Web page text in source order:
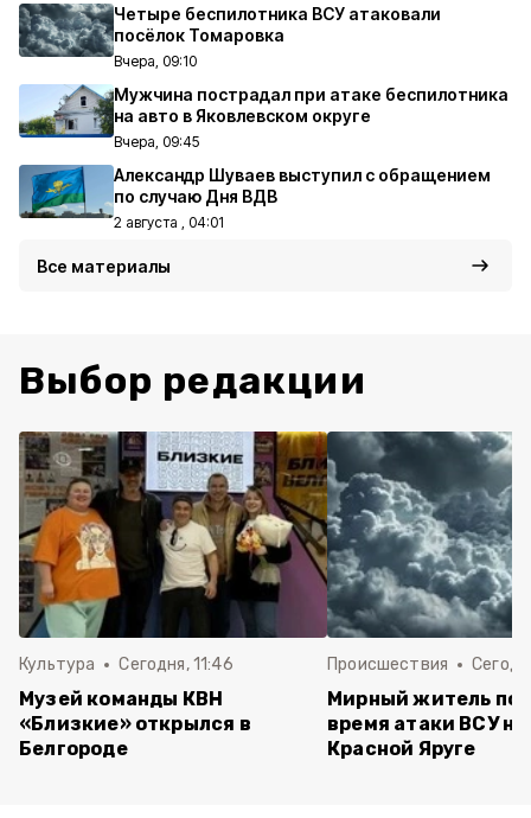
Четыре беспилотника ВСУ атаковали
посёлок Томаровка
Вчера, 09:10
Мужчина пострадал при атаке беспилотника
на авто в Яковлевском округе
Вчера, 09:45
Александр Шуваев выступил с обращением
по случаю Дня ВДВ
2 августа , 04:01
Все материалы
Выбор редакции
Культура Сегодня, 11:46
Музей команды КВН
«Близкие» открылся в
Белгороде
Происшествия
Мирный житель
время атаки ВСУ на
Красной Яруге